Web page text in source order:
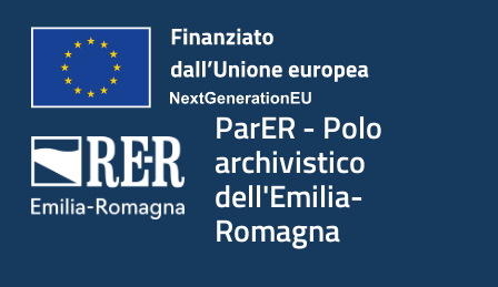
ParER - Polo
archivistico
dell'Emilia-
Romagna